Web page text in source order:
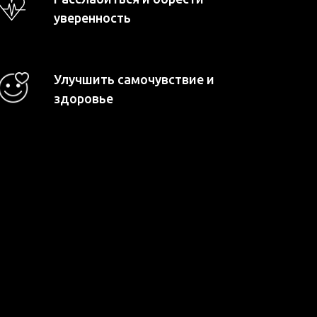
уверенность
Улучшить самочувствие и
здоровье